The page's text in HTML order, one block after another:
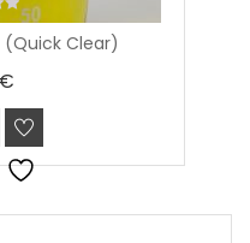
Clear)
€